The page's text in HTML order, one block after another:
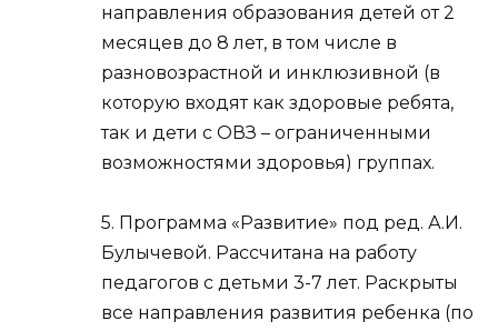
направления образования детей от 2
месяцев до 8 лет, в том числе в
разновозрастной и инклюзивной (в
которую входят как здоровые ребята,
так и дети с ОВЗ – ограниченными
возможностями здоровья) группах.
5. Программа «Развитие» под ред. А.И.
Булычевой. Рассчитана на работу
педагогов с детьми 3-7 лет. Раскрыты
все направления развития ребенка (по